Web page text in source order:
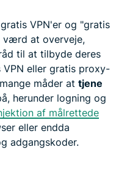
VPN'er og "gratis
værd at overveje,
til at tilbyde deres
eller gratis proxy-
måder at tjene
herunder logning og
af målrettede
eller endda
adgangskoder.